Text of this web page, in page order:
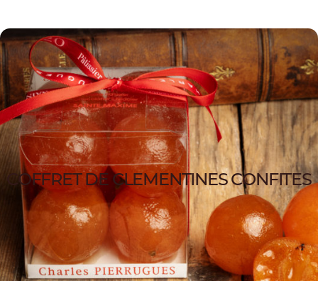
COFFRET DE CLEMENTINES CONFITES